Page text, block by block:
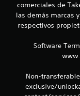
comerciales de
las demás marcas
respectivos
Software
Non-
exclusive/